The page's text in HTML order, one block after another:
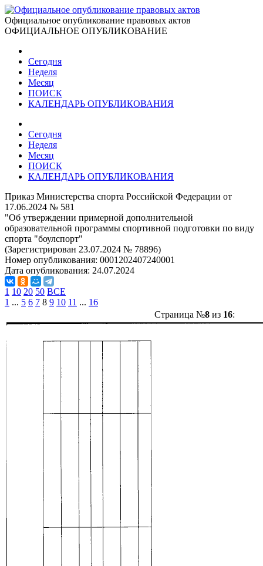
Официальное опубликование правовых актов
ОФИЦИАЛЬНОЕ ОПУБЛИКОВАНИЕ
Сегодня
Неделя
Месяц
ПОИСК
КАЛЕНДАРЬ ОПУБЛИКОВАНИЯ
Сегодня
Неделя
Месяц
ПОИСК
КАЛЕНДАРЬ ОПУБЛИКОВАНИЯ
Приказ Министерства спорта Российской Федерации от
17.06.2024 № 581
"Об утверждении примерной дополнительной
образовательной программы спортивной подготовки по виду
спорта "боулспорт"
(Зарегистрирован 23.07.2024 № 78896)
Номер опубликования: 0001202407240001
Дата опубликования: 24.07.2024
1 10 20 50 ВСЕ
1 ... 5 6 7 8 9 10 11 ... 16
Страница №8из 16: